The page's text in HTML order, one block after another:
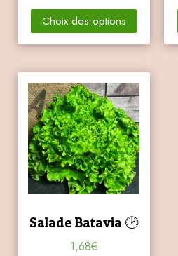
Choix des options
Salade Batavia 🕑
1,68€